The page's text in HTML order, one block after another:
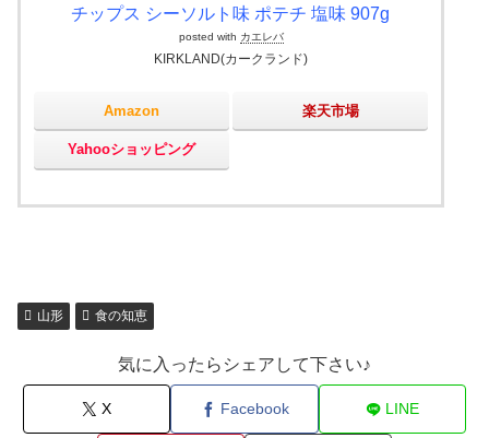
チップス シーソルト味 ポテチ 塩味 907g
posted with カエレバ
KIRKLAND(カークランド)
Amazon 楽天市場
Yahooショッピング
山形 食の知恵
気に入ったらシェアして下さい♪
X Facebook LINE